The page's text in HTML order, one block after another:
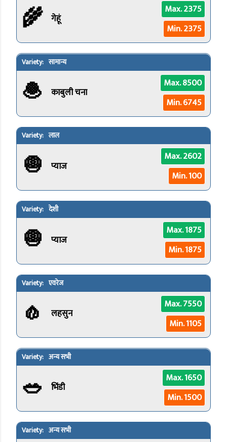
🌾 गेहूं
Max. 2375
Min. 2375
सामान्य
🧆 काबुली चना
Max. 8500
Min. 6745
लाल
🧅 प्याज
Max. 2602
Min. 100
देशी
🧅 प्याज
Max. 1875
Min. 1875
एवरेज
🧄 लहसुन
Max. 7550
Min. 1105
अन्य सभी
🥗 भिंडी
Max. 1650
Min. 1500
अन्य सभी